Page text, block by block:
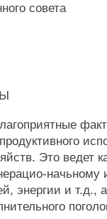
совета
Это ведет
начьному
энергии и т.д.,